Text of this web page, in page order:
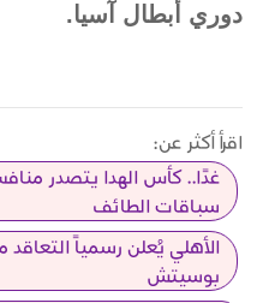
دوري أبطال آسيا.
اقرأ أكثر عن:
غدًا.. كأس الهدا يتصدر
سباقات الطائف
الأهلي يُعلن رسمياً التعاقد
بوسيتش